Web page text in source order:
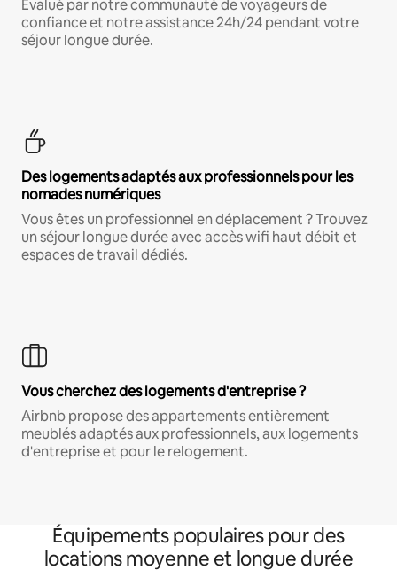
Évalué par notre communauté de voyageurs de
confiance et notre assistance 24h/24 pendant votre
séjour longue durée.
Des logements adaptés aux professionnels pour les
nomades numériques
Vous êtes un professionnel en déplacement ? Trouvez
un séjour longue durée avec accès wifi haut débit et
espaces de travail dédiés.
Vous cherchez des logements d'entreprise ?
Airbnb propose des appartements entièrement
meublés adaptés aux professionnels, aux logements
d'entreprise et pour le relogement.
Équipements populaires pour des
locations moyenne et longue durée